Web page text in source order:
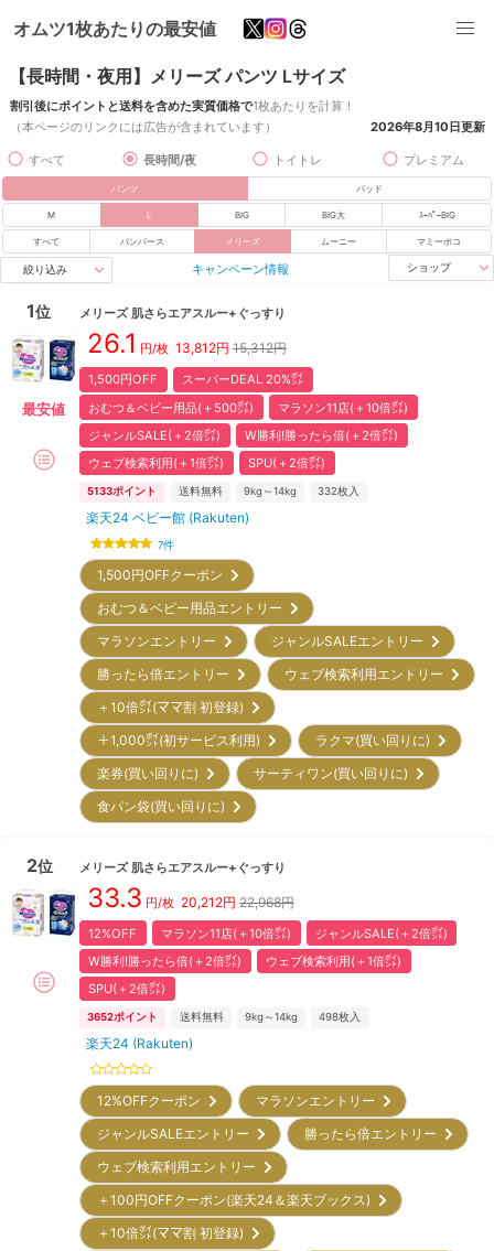
オムツ1枚あたりの最安値
【長時間・夜用】メリーズ パンツ Lサイズ
割引後にポイントと送料を含めた実質価格で1枚あたりを計算！
（本ページのリンクには広告が含まれています）
2026年8月10日更新
すべて 長時間/夜 トイトレ プレミアム
パンツ パッド
M L BIG BIG大 ｽｰﾊﾟｰBIG
すべて パンパース メリーズ ムーニー マミーポコ
絞り込み キャンペーン情報 ショップ
1位
最安値
メリーズ 肌さらエアスルー+ぐっすり
26.1 円/枚 13,812円 15,312円
1,500円OFF
スーパーDEAL 20%㌽
おむつ＆ベビー用品(＋500㌽)
マラソン11店(＋10倍㌽)
ジャンルSALE(＋2倍㌽)
W勝利!勝ったら倍(＋2倍㌽)
ウェブ検索利用(＋1倍㌽)
SPU(＋2倍㌽)
5133ポイント 送料無料 9kg～14kg 332枚入
楽天24 ベビー館 (Rakuten)
7件
1,500円OFFクーポン
おむつ＆ベビー用品エントリー
マラソンエントリー
ジャンルSALEエントリー
勝ったら倍エントリー
ウェブ検索利用エントリー
＋10倍㌽(ママ割 初登録)
＋1,000㌽(初サービス利用)
ラクマ(買い回りに)
楽券(買い回りに)
サーティワン(買い回りに)
食パン袋(買い回りに)
2位 メリーズ 肌さらエアスルー+ぐっすり
33.3 円/枚 20,212円 22,968円
12%OFF マラソン11店(＋10倍㌽)
ジャンルSALE(＋2倍㌽)
W勝利!勝ったら倍(＋2倍㌽)
ウェブ検索利用(＋1倍㌽)
SPU(＋2倍㌽)
3652ポイント 送料無料 9kg～14kg 498枚入
楽天24 (Rakuten)
12%OFFクーポン
マラソンエントリー
ジャンルSALEエントリー
勝ったら倍エントリー
ウェブ検索利用エントリー
＋100円OFFクーポン(楽天24＆楽天ブックス)
＋10倍㌽(ママ割 初登録)